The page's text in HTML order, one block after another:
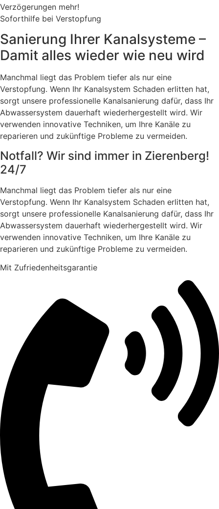
Verzögerungen mehr!
Soforthilfe bei Verstopfung
Sanierung Ihrer Kanalsysteme –
Damit alles wieder wie neu wird
Manchmal liegt das Problem tiefer als nur eine
Verstopfung. Wenn Ihr Kanalsystem Schaden erlitten hat,
sorgt unsere professionelle Kanalsanierung dafür, dass Ihr
Abwassersystem dauerhaft wiederhergestellt wird. Wir
verwenden innovative Techniken, um Ihre Kanäle zu
reparieren und zukünftige Probleme zu vermeiden.
Notfall? Wir sind immer in Zierenberg!
24/7
Manchmal liegt das Problem tiefer als nur eine
Verstopfung. Wenn Ihr Kanalsystem Schaden erlitten hat,
sorgt unsere professionelle Kanalsanierung dafür, dass Ihr
Abwassersystem dauerhaft wiederhergestellt wird. Wir
verwenden innovative Techniken, um Ihre Kanäle zu
reparieren und zukünftige Probleme zu vermeiden.
Mit Zufriedenheitsgarantie